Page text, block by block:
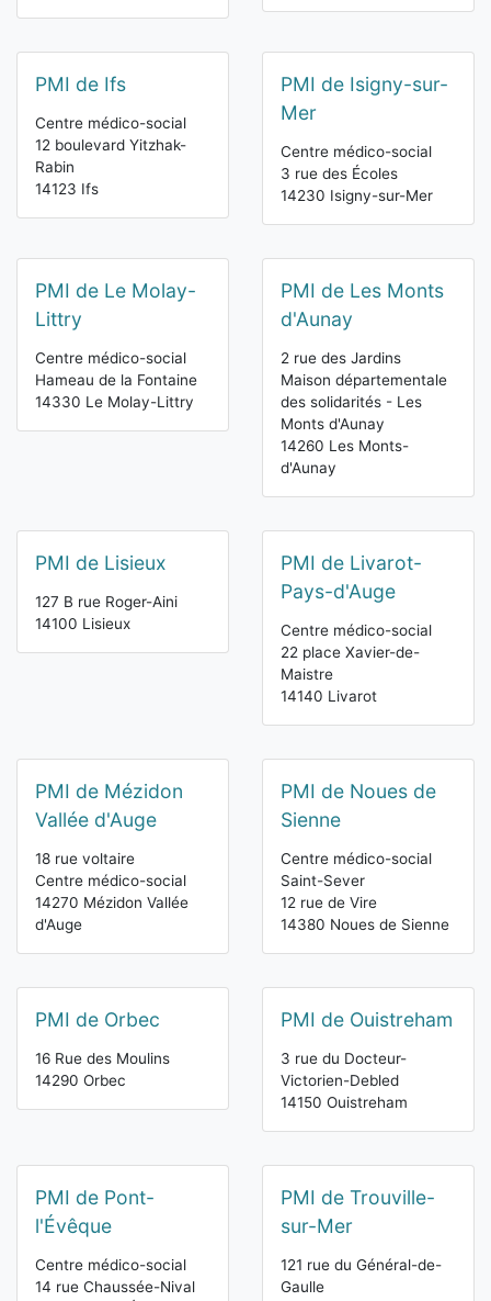
PMI de Ifs
Centre médico-social
12 boulevard Yitzhak-
Rabin
14123 Ifs
PMI de Isigny-sur-
Mer
Centre médico-social
3 rue des Écoles
14230 Isigny-sur-Mer
PMI de Le Molay-
Littry
Centre médico-social
Hameau de la Fontaine
14330 Le Molay-Littry
PMI de Les Monts
d'Aunay
2 rue des Jardins
Maison départementale
des solidarités - Les
Monts d'Aunay
14260 Les Monts-
d'Aunay
PMI de Lisieux
127 B rue Roger-Aini
14100 Lisieux
PMI de Livarot-
Pays-d'Auge
Centre médico-social
22 place Xavier-de-
Maistre
14140 Livarot
PMI de Mézidon
Vallée d'Auge
18 rue voltaire
Centre médico-social
14270 Mézidon Vallée
d'Auge
PMI de Noues de
Sienne
Centre médico-social
Saint-Sever
12 rue de Vire
14380 Noues de Sienne
PMI de Orbec
16 Rue des Moulins
14290 Orbec
PMI de Ouistreham
3 rue du Docteur-
Victorien-Debled
14150 Ouistreham
PMI de Pont-
l'Évêque
Centre médico-social
14 rue Chaussée-Nival
PMI de Trouville-
sur-Mer
121 rue du Général-de-
Gaulle